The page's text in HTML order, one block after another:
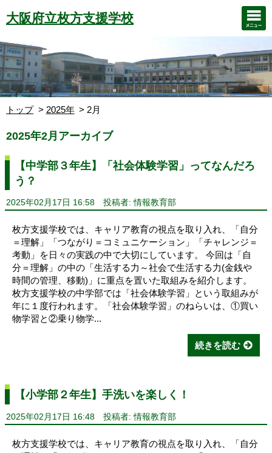
大阪府立枚方支援学校
トップ 2025年 2月
2025年2月アーカイブ
【中学部３年生】「社会体験学習」ってなんだろ
う？
2025年02月17日 16:58 投稿者: 情報教育部
枚方支援学校では、キャリア教育の視点を取り入れ、「自分
＝理解」「つながり＝コミュニケーション」「チャレンジ＝
考動」を日々の実践の中で大切にしています。 今回は「自
分＝理解」の中の「生活する力～社会で生活する力(金銭や
時間の管理、移動)」に重点を置いた取組みを紹介します。
枚方支援学校の中学部では「社会体験学習」という取組みが
年に１度行われます。「社会体験学習」のねらいは、①買い
物学習と②乗り物学...
続きを読む
【小学部２年生】手洗いを楽しく！
2025年02月17日 16:48 投稿者: 情報教育部
枚方支援学校では、キャリア教育の視点を取り入れ、「自分